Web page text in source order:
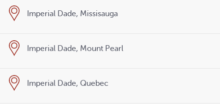
Imperial Dade, Missisauga
Imperial Dade, Mount Pearl
Imperial Dade, Quebec